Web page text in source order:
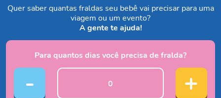
Quer saber quantas fraldas seu bebê vai precisar para uma
viagem ou um evento?
A gente te ajuda!
Para quantos dias você precisa de fralda?
- +